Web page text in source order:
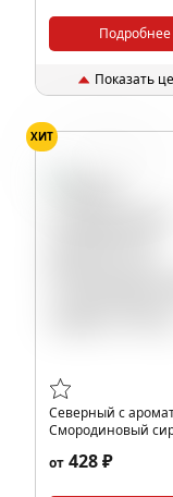
Подробнее
Показать
ХИТ
Северный с
Смородиновый
от 428 ₽